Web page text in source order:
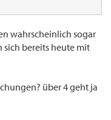
wahrscheinlich sogar
sich bereits heute mit
über 4 geht ja